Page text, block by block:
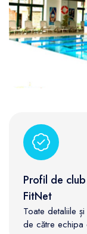
Profil de
FitNet
Toate detaliile
de către echipa